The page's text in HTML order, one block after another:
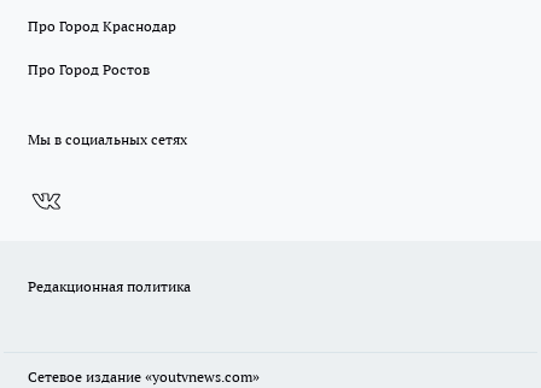
Про Город Краснодар
Про Город Ростов
Мы в социальных сетях
Редакционная политика
Сетевое издание «youtvnews.com»